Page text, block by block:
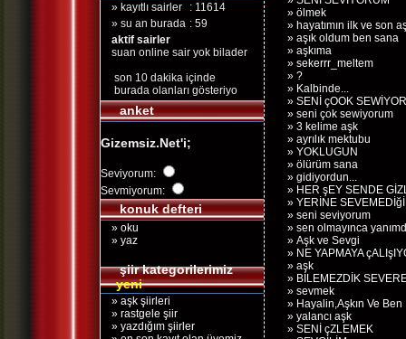
» kayıtlı sairler
: 11614
» su an burada : 59
aktif sairler
suan online sair yok bilader
son 10 dakika içinde
burada olanları gösteriyo
anket
Gizemsiz.Net'i;
Seviyorum:
Sevmiyorum:
konuk defteri
» oku
» yaz
şiir kategorilerimiz
yeni
» aşk şiirleri
» rastgele şiir
» yazdığım şiirler
» ölmek
» hayatımın ilk ve son
» aşık oldum ben sana
» aşkıma
» sekerrr_meltem
» ?
» Kalbinde...
» SENİ çOOK
» seni çok sewiyorum
» 3 kelime aşk
» ayrılık mektubu
» YOKLUGUN
» ölürüm sana
» gidiyordun...
» HER şEY SENDE
» YERİNE
» seni seviyorum
» sen olmayınca
» Aşk ve Sevgi
» NE YAPMAYA
» aşk
» BİLEMEZDİK
» sevmek
» Hayalin,Aşkın Ve Ben
» yalancı aşk
» SENİ çZLEMEK